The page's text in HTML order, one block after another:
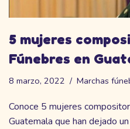
5 mujeres
Fúnebres en
8 marzo, 2022 Marchas
Conoce 5 mujeres
Guatemala que han dejado